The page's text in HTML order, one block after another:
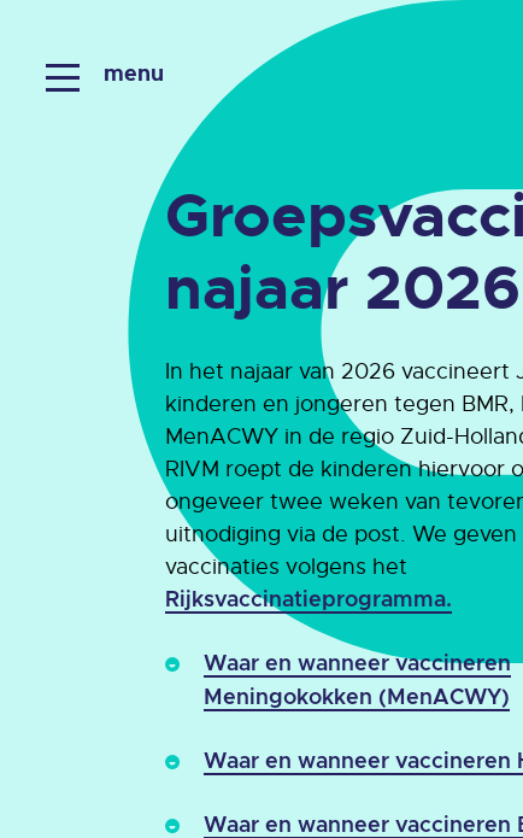
najaar 2026
In het najaar van 2026 vaccineert
kinderen en jongeren tegen BMR,
MenACWY in de regio Zuid-
RIVM roept de kinderen hiervoor
ongeveer twee weken van
uitnodiging via de post. We
vaccinaties volgens het
Rijksvaccinatieprogramma.
Waar en wanneer vaccineren
Meningokokken (MenACWY)
Waar en wanneer vaccineren
Waar en wanneer vaccineren
menu